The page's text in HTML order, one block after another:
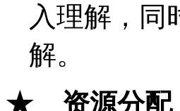
入理解，同
解。
★ 资源分配